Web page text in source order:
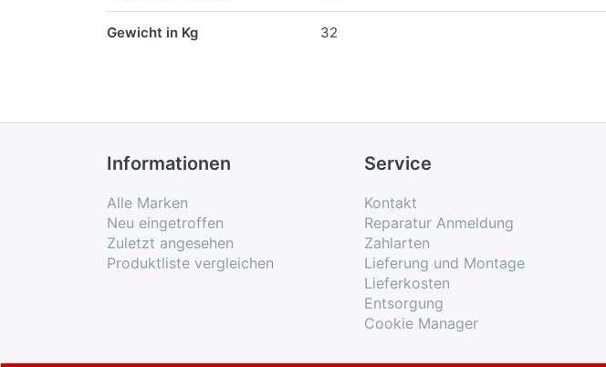
Gewicht in Kg 32
Informationen
Alle Marken
Neu eingetroffen
Zuletzt angesehen
Produktliste vergleichen
Service
Kontakt
Reparatur Anmeldung
Zahlarten
Lieferung und Montage
Lieferkosten
Entsorgung
Cookie Manager